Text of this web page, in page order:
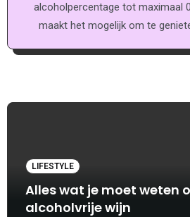
alcoholpercentage tot maximaal
maakt het mogelijk om te
LIFESTYLE
Alles wat je moet weten
alcoholvrije wijn